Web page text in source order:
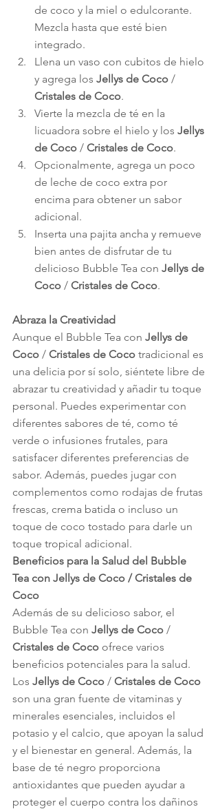
de coco y la miel o edulcorante.
Mezcla hasta que esté bien
integrado.
Llena un vaso con cubitos de hielo
y agrega los Jellys de Coco /
Cristales de Coco.
Vierte la mezcla de té en la
licuadora sobre el hielo y los Jellys
de Coco / Cristales de Coco.
Opcionalmente, agrega un poco
de leche de coco extra por
encima para obtener un sabor
adicional.
Inserta una pajita ancha y remueve
bien antes de disfrutar de tu
delicioso Bubble Tea con Jellys de
Coco / Cristales de Coco.
Abraza la Creatividad
Aunque el Bubble Tea con Jellys de
Coco / Cristales de Coco tradicional es
una delicia por sí solo, siéntete libre de
abrazar tu creatividad y añadir tu toque
personal. Puedes experimentar con
diferentes sabores de té, como té
verde o infusiones frutales, para
satisfacer diferentes preferencias de
sabor. Además, puedes jugar con
complementos como rodajas de frutas
frescas, crema batida o incluso un
toque de coco tostado para darle un
toque tropical adicional.
Beneficios para la Salud del Bubble
Tea con Jellys de Coco / Cristales de
Coco
Además de su delicioso sabor, el
Bubble Tea con Jellys de Coco /
Cristales de Coco ofrece varios
beneficios potenciales para la salud.
Los Jellys de Coco / Cristales de Coco
son una gran fuente de vitaminas y
minerales esenciales, incluidos el
potasio y el calcio, que apoyan la salud
y el bienestar en general. Además, la
base de té negro proporciona
antioxidantes que pueden ayudar a
proteger el cuerpo contra los dañinos